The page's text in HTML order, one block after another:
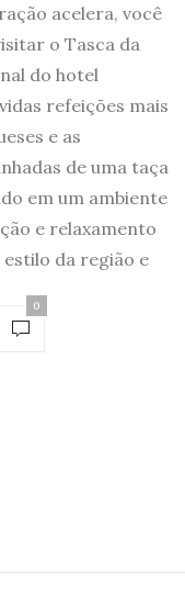
acelera, você
o Tasca da
do hotel
refeições mais
e as
de uma taça
em um ambiente
e relaxamento
estilo da região e
0